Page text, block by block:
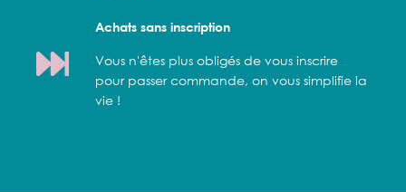
Achats sans inscription
Vous n'êtes plus obligés de vous inscrire
pour passer commande, on vous simplifie la
vie !